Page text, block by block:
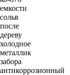
емкости
сольв
после
дереву
холодное
металлик
забора
антикоррозионный